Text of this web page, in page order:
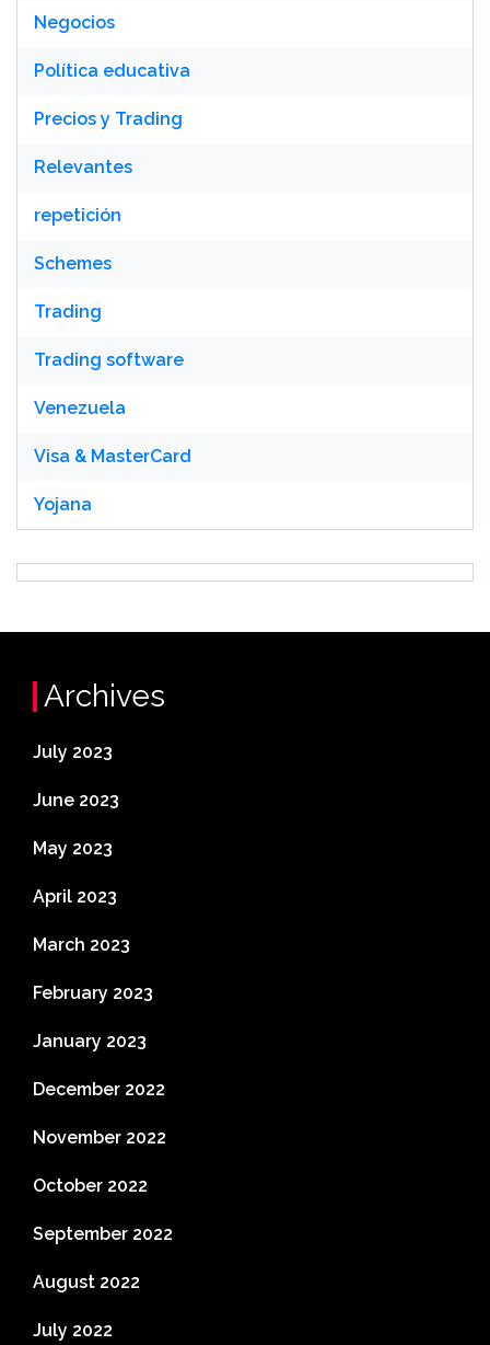
Negocios
Política educativa
Precios y Trading
Relevantes
repetición
Schemes
Trading
Trading software
Venezuela
Visa & MasterCard
Yojana
Archives
July 2023
June 2023
May 2023
April 2023
March 2023
February 2023
January 2023
December 2022
November 2022
October 2022
September 2022
August 2022
July 2022